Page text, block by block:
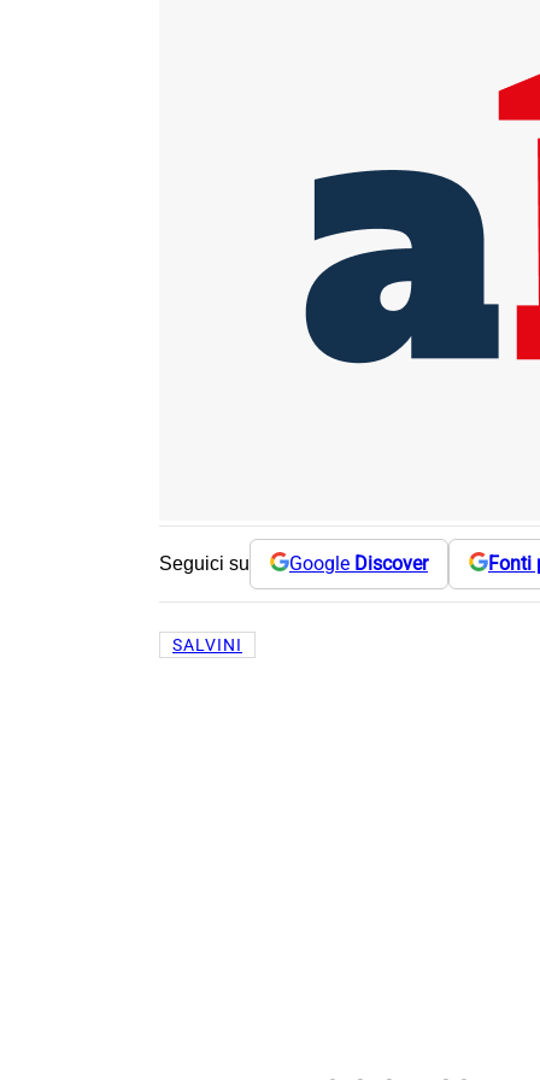
Seguici su Google Discover Fonti
SALVINI